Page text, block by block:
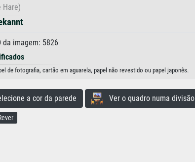
Hare)
imagem: 5826
de fotografia, cartão em aguarela, papel não revestido ou papel japonês.
a cor da parede Ver o quadro numa divisão